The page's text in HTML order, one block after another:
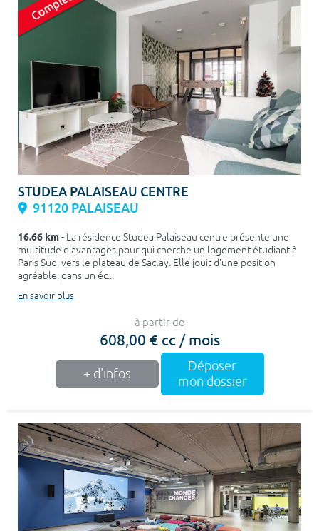
STUDEA PALAISEAU CENTRE
91120 PALAISEAU
16.66 km- La résidence Studea Palaiseau centre présente une
multitude d'avantages pour qui cherche un logement étudiant à
Paris Sud, vers le plateau de Saclay. Elle jouit d'une position
agréable, dans un éc...
En savoir plus
à partir de
608,00 € cc / mois
+ d'infos
Déposer
mon dossier